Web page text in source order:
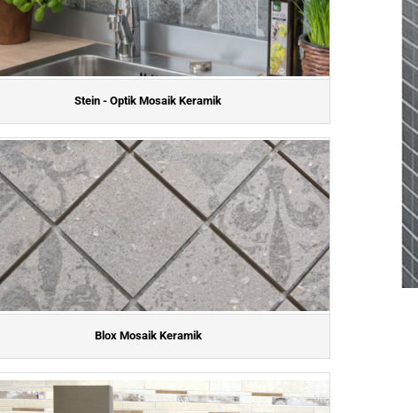
Stein - Optik Mosaik Keramik
Blox Mosaik Keramik